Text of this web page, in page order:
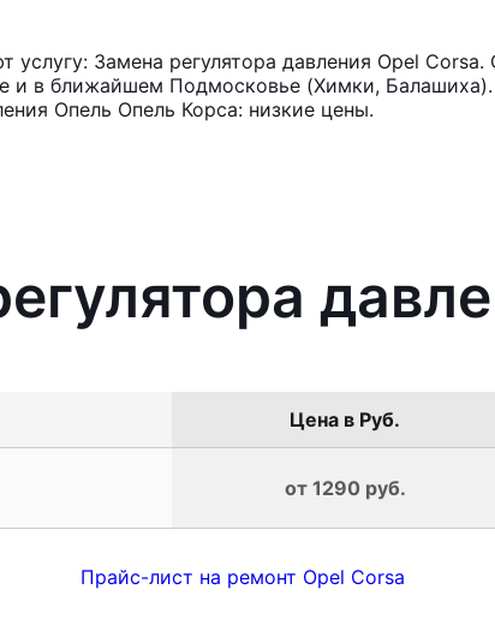
Замена регулятора давления Opel
и в ближайшем Подмосковье (Химки,
Опель Опель Корса: низкие цены.
Цена в Руб.
от 1290 руб.
Прайс-лист на ремонт Opel Corsa